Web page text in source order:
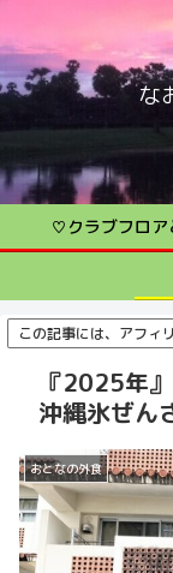
な
♡クラブフロ
この記事には、アフィ
『2025年
沖縄氷ぜん
おとなの外食